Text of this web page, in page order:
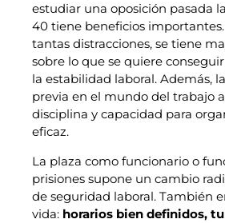
estudiar una oposición pasada
40 tiene beneficios importantes.
tantas distracciones, se tiene
sobre lo que se quiere
la estabilidad laboral. Además,
previa en el mundo del trabajo
disciplina y capacidad para
eficaz.
La plaza como funcionario o
prisiones supone un cambio
de seguridad laboral. También
vida: horarios bien definidos,